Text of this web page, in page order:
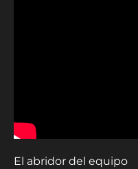
El abridor del equipo